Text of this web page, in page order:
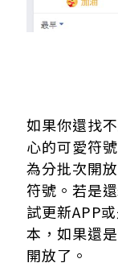
如果你還找
心的可愛符
為分批次開
符號。若是
試更新APP
本，如果還
開放了。